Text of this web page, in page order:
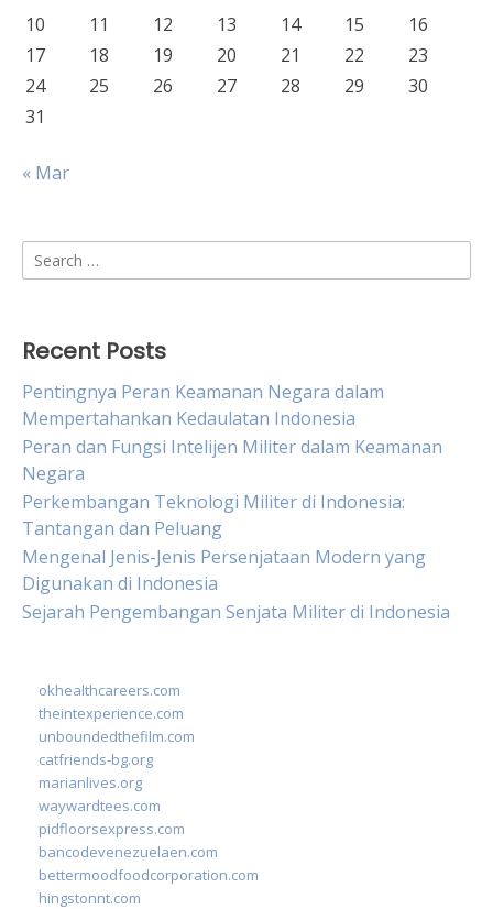
10
11 12 13 14 15
16
17
18 19 20 21 22
23
24
25 26 27 28 29
30
31
« Mar
Search
for:
Recent Posts
Pentingnya Peran Keamanan Negara dalam
Mempertahankan Kedaulatan Indonesia
Peran dan Fungsi Intelijen Militer dalam Keamanan
Negara
Perkembangan Teknologi Militer di Indonesia:
Tantangan dan Peluang
Mengenal Jenis-Jenis Persenjataan Modern yang
Digunakan di Indonesia
Sejarah Pengembangan Senjata Militer di Indonesia
okhealthcareers.com
theintexperience.com
unboundedthefilm.com
catfriends-bg.org
marianlives.org
waywardtees.com
pidfloorsexpress.com
bancodevenezuelaen.com
bettermoodfoodcorporation.com
hingstonnt.com